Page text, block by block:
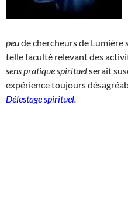
peude chercheurs de
telle faculté relevant des
sens pratique spirituelserait
expérience toujours
Délestage spirituel.